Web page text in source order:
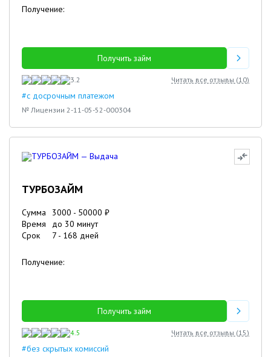
Получение:
Получить займ
3.2 Читать все отзывы (10)
#с досрочным платежом
№ Лицензии 2-11-05-52-000304
ТУРБОЗАЙМ
Сумма 3000 - 50000 ₽
Время
до 30 минут
Срок
7 - 168 дней
Получение:
Получить займ
4.5 Читать все отзывы (15)
#без скрытых комиссий